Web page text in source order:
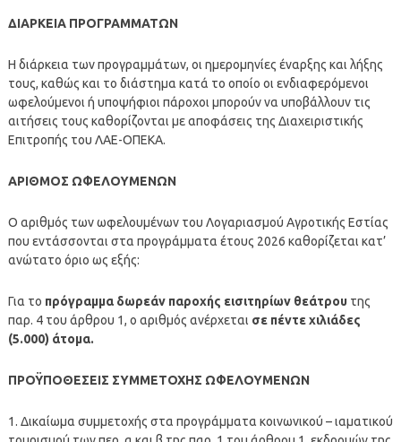
ΔΙΑΡΚΕΙΑ ΠΡΟΓΡΑΜΜΑΤΩΝ
Η διάρκεια των προγραμμάτων, οι ημερομηνίες έναρξης και λήξης
τους, καθώς και το διάστημα κατά το οποίο οι ενδιαφερόμενοι
ωφελούμενοι ή υποψήφιοι πάροχοι μπορούν να υποβάλλουν τις
αιτήσεις τους καθορίζονται με αποφάσεις της Διαχειριστικής
Επιτροπής του ΛΑΕ-OΠΕΚΑ.
ΑΡΙΘΜΟΣ ΩΦΕΛΟΥΜΕΝΩΝ
Ο αριθμός των ωφελουμένων του Λογαριασμού Αγροτικής Εστίας
που εντάσσονται στα προγράμματα έτους 2026 καθορίζεται κατ’
ανώτατο όριο ως εξής:
Για το πρόγραμμα δωρεάν παροχής εισιτηρίων θεάτρουτης
παρ. 4 του άρθρου 1, ο αριθμός ανέρχεται σε πέντε χιλιάδες
(5.000) άτομα.
ΠΡΟΫΠΟΘΕΣΕΙΣ ΣΥΜΜΕΤΟΧΗΣ ΩΦΕΛΟΥΜΕΝΩΝ
1. Δικαίωμα συμμετοχής στα προγράμματα κοινωνικού – ιαματικού